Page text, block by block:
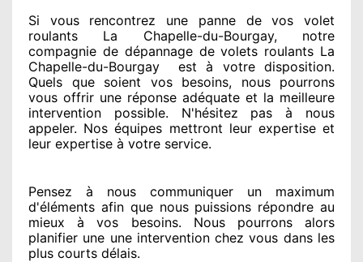
Si vous rencontrez une panne de vos volet
roulants La Chapelle-du-Bourgay, notre
compagnie de dépannage de volets roulants La
Chapelle-du-Bourgay
est à votre disposition.
Quels que soient vos besoins, nous pourrons
vous offrir une réponse adéquate et la meilleure
intervention possible. N'hésitez pas à nous
appeler. Nos équipes mettront leur expertiseet
leur expertise à votre service.
Pensez à nous communiquer un maximum
d'éléments afin que nous puissions répondre au
mieux à vos besoins. Nous pourrons alors
planifier une une intervention chez vous dans les
plus courts délais.